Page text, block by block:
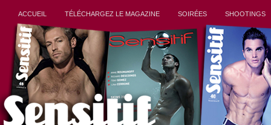
ACCUEIL TÉLÉCHARGEZ LE MAGAZINE SOIRÉES SHOOTINGS